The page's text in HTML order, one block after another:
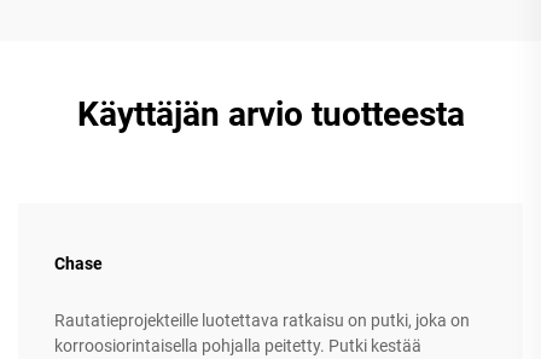
Käyttäjän arvio tuotteesta
Chase
Rautatieprojekteille luotettava ratkaisu on putki, joka on
korroosiorintaisella pohjalla peitetty. Putki kestää